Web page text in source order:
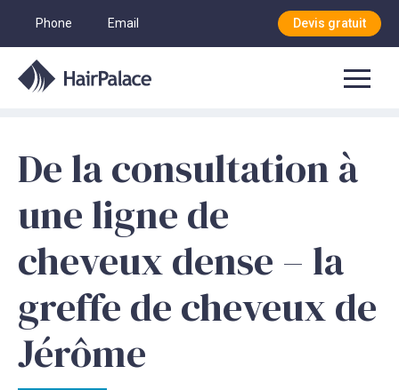
Phone Email Devis gratuit
De la consultation à
une ligne de
cheveux dense – la
greffe de cheveux de
Jérôme